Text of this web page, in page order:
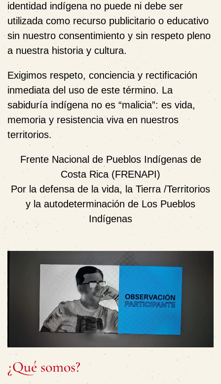
identidad indígena no puede ni debe ser
utilizada como recurso publicitario o educativo
sin nuestro consentimiento y sin respeto pleno
a nuestra historia y cultura.
Exigimos respeto, conciencia y rectificación
inmediata del uso de este término. La
sabiduría indígena no es “malicia”: es vida,
memoria y resistencia viva en nuestros
territorios.
Frente Nacional de Pueblos Indígenas de
Costa Rica (FRENAPI)
Por la defensa de la vida, la Tierra /Territorios
y la autodeterminación de Los Pueblos
Indígenas
¿Qué somos?